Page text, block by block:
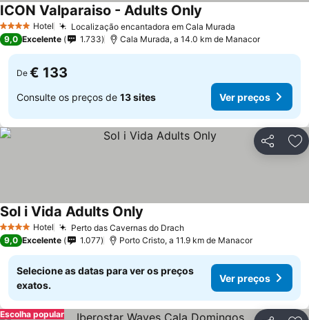
4 EstrelasHotel Localização encantadora em Cala Murada
ICON Valparaiso - Adults Only
9,0 Excelente 1.733 Cala Murada, a 14.0 km de Manacor
De € 133
Consulte os preços de 13 sites Ver preços
Partilhar
4 EstrelasHotel Perto das Cavernas do Drach
Sol i Vida Adults Only
9,0 Excelente 1.077 Porto Cristo, a 11.9 km de Manacor
Selecione as datas para ver os preços
exatos.
Ver preços
Escolha popular